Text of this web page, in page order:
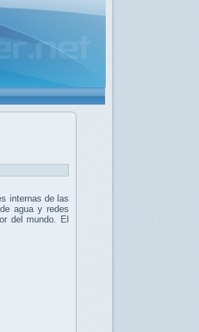
internas de las
agua y redes
del mundo. El